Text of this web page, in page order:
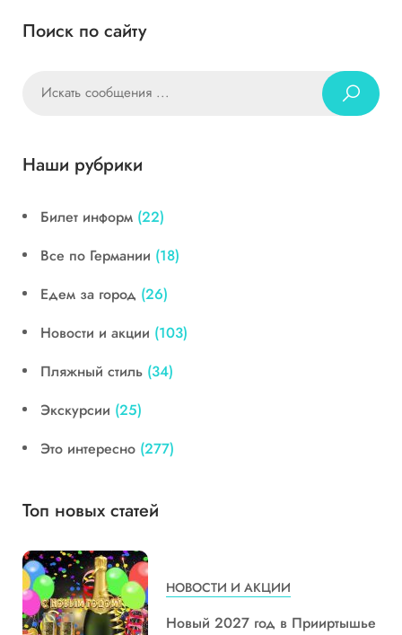
Поиск по сайту
Наши рубрики
Билет информ (22)
Все по Германии (18)
Едем за город (26)
Новости и акции (103)
Пляжный стиль (34)
Экскурсии (25)
Это интересно (277)
Топ новых статей
НОВОСТИ И АКЦИИ
Новый 2027 год в Прииртышье